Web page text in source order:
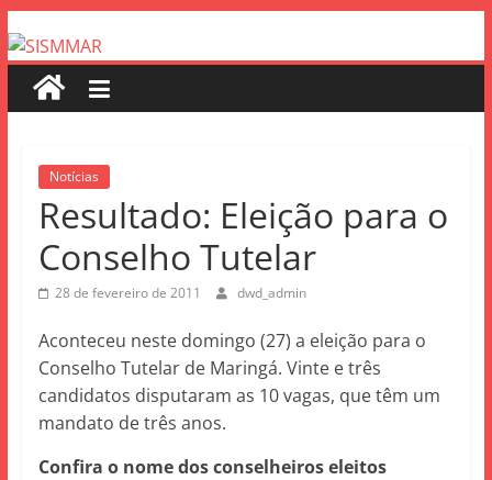
Notícias
Resultado: Eleição para o
Conselho Tutelar
28 de fevereiro de 2011 dwd_admin
Aconteceu neste domingo (27) a eleição para o
Conselho Tutelar de Maringá. Vinte e três
candidatos disputaram as 10 vagas, que têm um
mandato de três anos.
Confira o nome dos conselheiros eleitos